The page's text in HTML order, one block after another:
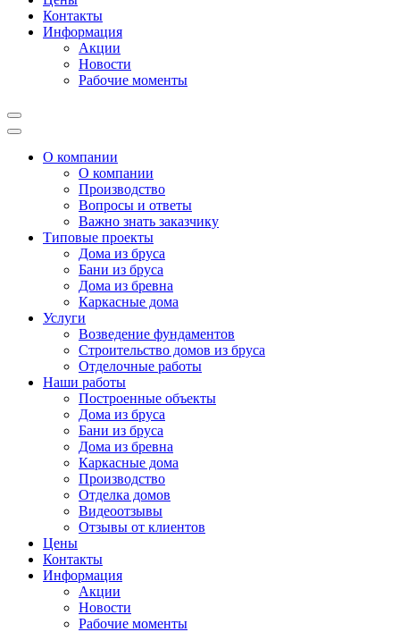
Контакты
Информация
Акции
Новости
Рабочие моменты
О компании
О компании
Производство
Вопросы и ответы
Важно знать заказчику
Типовые проекты
Дома из бруса
Бани из бруса
Дома из бревна
Каркасные дома
Услуги
Возведение фундаментов
Строительство домов из бруса
Отделочные работы
Наши работы
Построенные объекты
Дома из бруса
Бани из бруса
Дома из бревна
Каркасные дома
Производство
Отделка домов
Видеоотзывы
Отзывы от клиентов
Цены
Контакты
Информация
Акции
Новости
Рабочие моменты